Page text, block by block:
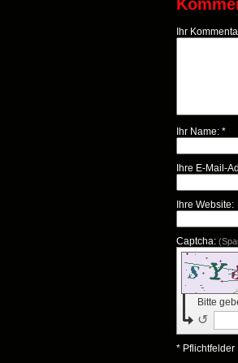
Ihr
Ihr Name: *
Ihre E-Mail-
Ihre Website:
Captcha:
Bitte
↺
* Pflichtfelder